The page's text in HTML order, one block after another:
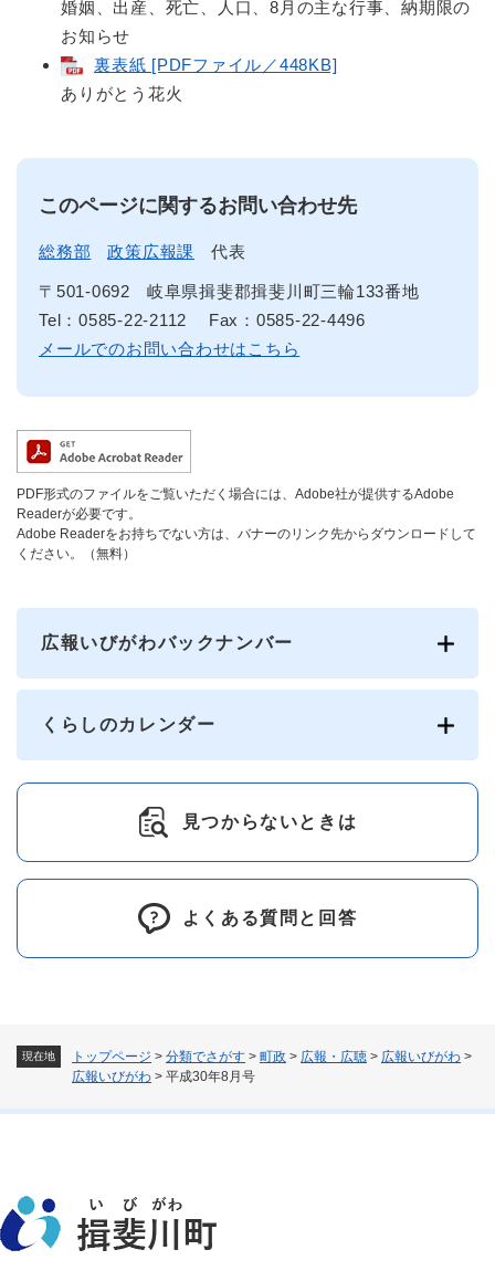
現在地 トップページ > 分類でさがす > 町政 > 広報・広聴 > 広報いびがわ >
広報いびがわ > 平成30年8月号
婚姻、出産、死亡、人口、8月の主な行事、納期限の
お知らせ
裏表紙 [PDFファイル／448KB]
ありがとう花火
このページに関するお問い合わせ先
総務部 政策広報課 代表
〒501-0692
岐阜県揖斐郡揖斐川町三輪133番地
Tel：0585-22-2112
Fax：0585-22-4496
メールでのお問い合わせはこちら
PDF形式のファイルをご覧いただく場合には、Adobe社が提供するAdobe
Readerが必要です。
Adobe Readerをお持ちでない方は、バナーのリンク先からダウンロードして
ください。（無料）
広報いびがわバックナンバー
くらしのカレンダー
見つからないときは
よくある質問と回答